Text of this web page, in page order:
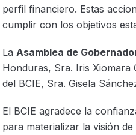
perfil financiero. Estas
cumplir con los objetivos
La Asamblea de
Honduras, Sra. Iris Xiomara
del BCIE, Sra. Gisela
El BCIE agradece la
para materializar la visión